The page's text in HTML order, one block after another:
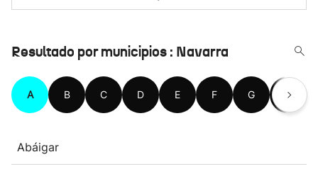
Resultado por municipios : Navarra
A B C D E F G H
Abáigar